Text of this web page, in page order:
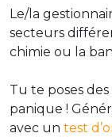
Le/la
secteurs
chimie ou la
Tu te poses
panique !
avec un test